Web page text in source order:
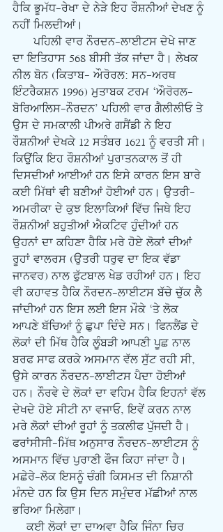
ਹੈਕਿ ਭੂਮੱਧ-ਰੇਖਾ ਦੇ ਨੇੜੇ ਇਹ ਰੌਸ਼ਨੀਆਂ ਦੇਖਣ ਨੂੰ
ਨਹੀਂ ਮਿਲਦੀਆਂ।
ਦਾ ਇਤਿਹਾਸ 568 ਬੀਸੀ ਤੱਕ ਜਾਂਦਾ ਹੈ। ਲੇਖਕ
ਨੀਲ ਬੋਨ (ਕਿਤਾਬ- ਔਰੋਰਲ: ਸਨ-ਅਰਥ
ਇੰਟਰੈਕਸ਼ਨ 1996) ਮੁਤਾਬਕ ਟਰਮ ‘ਔਰੋਰਲ-
ਬੋਰਿਆਲਿਸ-ਨੌਰਦਨ’ ਪਹਿਲੀ ਵਾਰ ਗੈਲੀਲੀਓ ਤੇ
ਉਸ ਦੇ ਸਮਕਾਲੀ ਪੀਅਰੇ ਗਸੈਂਡੀ ਨੇ ਇਹ
ਰੌਸ਼ਨੀਆਂ ਦੇਖਕੇ 12 ਸਤੰਬਰ 1621 ਨੂੰ ਵਰਤੀ ਸੀ।
ਕਿਉਂਕਿ ਇਹ ਰੌਸ਼ਨੀਆਂ ਪੁਰਾਤਨਕਾਲ ਤੋਂ ਹੀ
ਦਿਸਦੀਆਂ ਆਈਆਂ ਹਨ ਇਸੇ ਕਾਰਨ ਇਸ ਬਾਰੇ
ਕਈ ਮਿੱਥਾਂ ਵੀ ਬਣੀਆਂ ਹੋਈਆਂ ਹਨ। ਉਤਰੀ-
ਅਮਰੀਕਾ ਦੇ ਕੁਝ ਇਲਾਕਿਆਂ ਵਿੱਚ ਜਿਥੇ ਇਹ
ਰੌਸ਼ਨੀਆਂ ਬਹੁਤੀਆਂ ਐਕਟਿਵ ਹੁੰਦੀਆਂ ਹਨ
ਉਹਨਾਂ ਦਾ ਕਹਿਣਾ ਹੈਕਿ ਮਰੇ ਹੋਏ ਲੋਕਾਂ ਦੀਆਂ
ਰੂਹਾਂ ਵਾਲਰਸ (ਉਤਰੀ ਧਰੁਵ ਦਾ ਇਕ ਵੱਡਾ
ਜਾਨਵਰ) ਨਾਲ ਫੁੱਟਬਾਲ ਖੇਡ ਰਹੀਆਂ ਹਨ। ਇਹ
ਵੀ ਕਹਾਵਤ ਹੈਕਿ ਨੌਰਦਨ-ਲਾਈਟਸ ਬੱਚੇ ਚੁੱਕ ਲੈ
ਜਾਂਦੀਆਂ ਹਨ ਇਸ ਲਈ ਇਸ ਮੌਕੇ ‘ਤੇ ਲੋਕ
ਆਪਣੇ ਬੱਚਿਆਂ ਨੂੰ ਛੁਪਾ ਦਿੰਦੇ ਸਨ। ਫਿਨਲੈਂਡ ਦੇ
ਲੋਕਾਂ ਦੀ ਮਿੱਥ ਹੈਕਿ ਲੂੰਬੜੀ ਆਪਣੀ ਪੂਛ ਨਾਲ
ਬਰਫ ਸਾਫ ਕਰਕੇ ਅਸਮਾਨ ਵੱਲ ਸੁੱਟ ਰਹੀ ਸੀ,
ਉਸੇ ਕਾਰਨ ਨੌਰਦਨ-ਲਾਈਟਸ ਪੈਦਾ ਹੋਈਆਂ
ਹਨ। ਨੌਰਵੇ ਦੇ ਲੋਕਾਂ ਦਾ ਵਹਿਮ ਹੈਕਿ ਇਹਨਾਂ ਵੱਲ
ਦੇਖਦੇ ਹੋਏ ਸੀਟੀ ਨਾ ਵਜਾਓ, ਇਵੇਂ ਕਰਨ ਨਾਲ
ਮਰੇ ਲੋਕਾਂ ਦੀਆਂ ਰੂਹਾਂ ਨੂੰ ਤਕਲੀਫ ਪੁੱਜਦੀ ਹੈ।
ਫਰਾਂਸੀਸੀ-ਮਿੱਥ ਅਨੁਸਾਰ ਨੌਰਦਨ-ਲਾਈਟਸ ਨੂੰ
ਅਸਮਾਨ ਵਿੱਚ ਪੁਰਾਣੀ ਫੌਜ ਕਿਹਾ ਜਾਂਦਾ ਹੈ।
ਮਛੇਰੇ-ਲੋਕ ਇਸਨੂੰ ਚੰਗੀ ਕਿਸਮਤ ਦੀ ਨਿਸ਼ਾਨੀ
ਮੰਨਦੇ ਹਨ ਕਿ ਉਸ ਦਿਨ ਸਮੁੰਦਰ ਮੱਛੀਆਂ ਨਾਲ
ਭਰਿਆ ਮਿਲੇਗਾ।